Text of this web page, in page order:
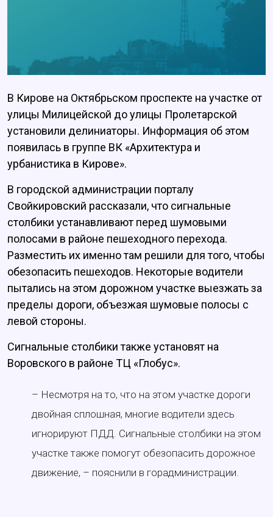
В Кирове на Октябрьском проспекте на участке от
улицы Милицейской до улицы Пролетарской
установили делиниаторы. Информация об этом
появилась в группе ВК «Архитектура и
урбанистика в Кирове».
В городской администрации порталу
Свойкировский рассказали, что сигнальные
столбики устанавливают перед шумовыми
полосами в районе пешеходного перехода.
Разместить их именно там решили для того, чтобы
обезопасить пешеходов. Некоторые водители
пытались на этом дорожном участке выезжать за
пределы дороги, объезжая шумовые полосы с
левой стороны.
Сигнальные столбики также установят на
Воровского в районе ТЦ «Глобус».
– Несмотря на то, что на этом участке дороги
двойная сплошная, многие водители здесь
игнорируют ПДД. Сигнальные столбики на этом
участке также помогут обезопасить дорожное
движение, – пояснили в горадминистрации.